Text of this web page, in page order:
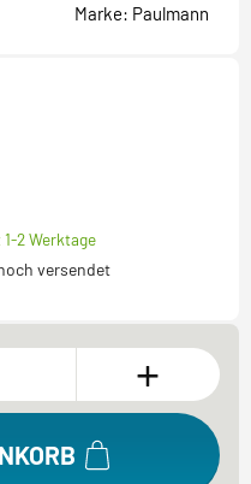
Marke: Paulmann
2 Werktage
versendet
+